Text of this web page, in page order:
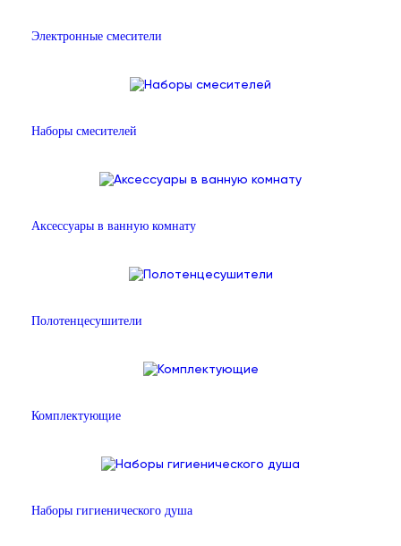
Электронные смесители
Наборы смесителей
Аксессуары в ванную комнату
Полотенцесушители
Комплектующие
Наборы гигиенического душа